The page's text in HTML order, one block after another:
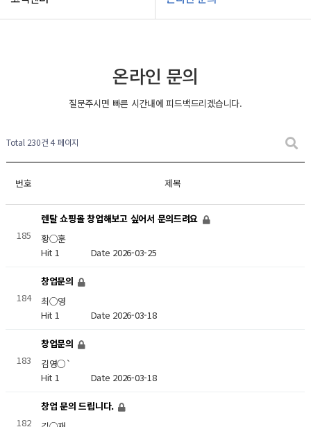
온라인 문의
질문주시면 빠른 시간내에 피드백드리겠습니다.
Total 230건 4 페이지
번호 제목
185
렌탈 쇼핑몰 창업해보고 싶어서 문의드려요
황○훈
Hit 1 Date 2026-03-25
184
창업문의
최○영
Hit 1 Date 2026-03-18
183
창업문의
김영○`
Hit 1 Date 2026-03-18
182
창업 문의 드립니다.